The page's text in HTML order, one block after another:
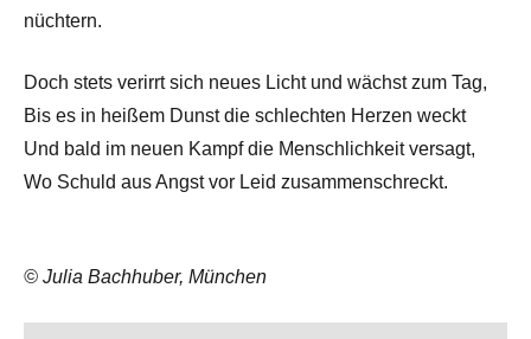
nüchtern.
Doch stets verirrt sich neues Licht und wächst zum Tag,
Bis es in heißem Dunst die schlechten Herzen weckt
Und bald im neuen Kampf die Menschlichkeit versagt,
Wo Schuld aus Angst vor Leid zusammenschreckt.
© Julia Bachhuber, München